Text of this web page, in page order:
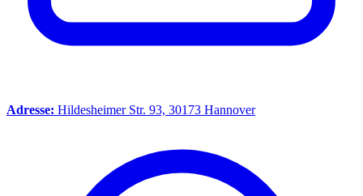
Adresse: Hildesheimer Str. 93, 30173 Hannover